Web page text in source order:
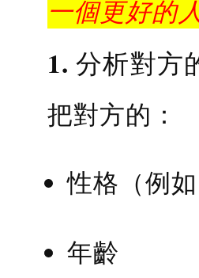
一個更好的
1. 分析對方
把對方的：
性格（例
年齡